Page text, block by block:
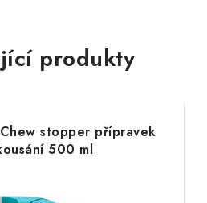
produkty
stopper přípravek
500 ml